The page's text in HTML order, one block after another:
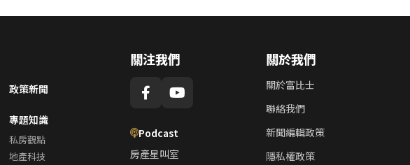
政策新聞
專題知識
私房觀點
地產科技
關注我們
Podcast
房產星叫室
關於我們
關於富比士
聯絡我們
新聞編輯政策
隱私權政策